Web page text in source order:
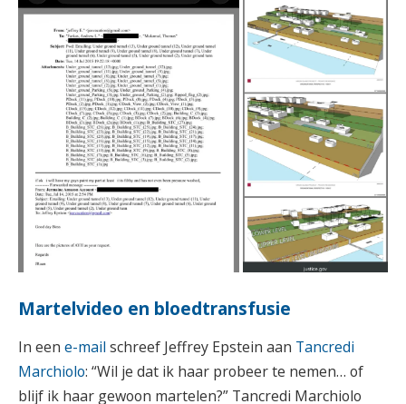
Martelvideo en bloedtransfusie
In een e-mail schreef Jeffrey Epstein aan Tancredi
Marchiolo: “Wil je dat ik haar probeer te nemen… of
blijf ik haar gewoon martelen?” Tancredi Marchiolo